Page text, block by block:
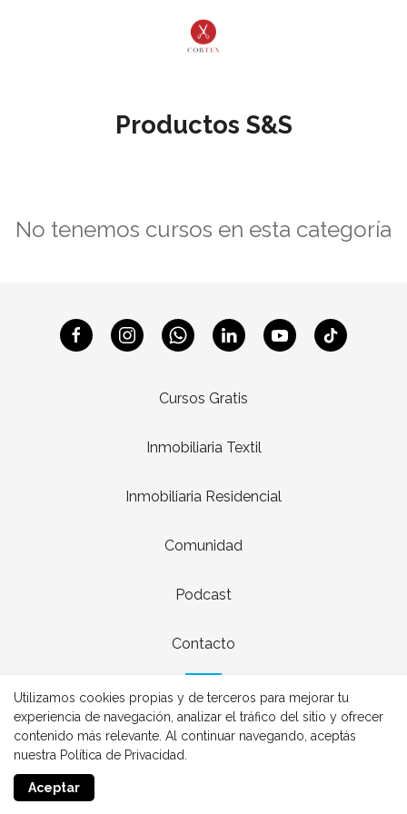
Productos S&S
No tenemos cursos en esta categoría
Cursos Gratis
Inmobiliaria Textil
Inmobiliaria Residencial
Comunidad
Podcast
Contacto
Utilizamos cookies propias y de terceros para mejorar tu
experiencia de navegación, analizar el tráfico del sitio y ofrecer
contenido más relevante. Al continuar navegando, aceptás
nuestra Política de Privacidad.
Aceptar